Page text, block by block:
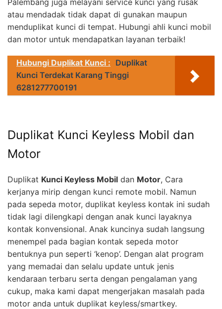
Palembang juga melayani service kunci yang rusak
atau mendadak tidak dapat di gunakan maupun
menduplikat kunci di tempat. Hubungi ahli kunci mobil
dan motor untuk mendapatkan layanan terbaik!
Hubungi Duplikat Kunci : Duplikat
Kunci Terdekat Karang Tinggi
6281277700191
Duplikat Kunci Keyless Mobil dan
Motor
Duplikat Kunci Keyless Mobil dan Motor, Cara
kerjanya mirip dengan kunci remote mobil. Namun
pada sepeda motor, duplikat keyless kontak ini sudah
tidak lagi dilengkapi dengan anak kunci layaknya
kontak konvensional. Anak kuncinya sudah langsung
menempel pada bagian kontak sepeda motor
bentuknya pun seperti ‘kenop’. Dengan alat program
yang memadai dan selalu update untuk jenis
kendaraan terbaru serta dengan pengalaman yang
cukup, maka kami dapat mengerjakan masalah pada
motor anda untuk duplikat keyless/smartkey.